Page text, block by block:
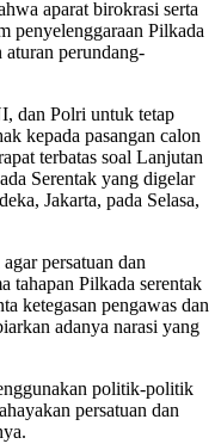
aparat birokrasi serta
penyelenggaraan Pilkada
aturan perundang-
dan Polri untuk tetap
kepada pasangan calon
terbatas soal Lanjutan
Serentak yang digelar
Jakarta, pada Selasa,
persatuan dan
tahapan Pilkada serentak
ketegasan pengawas dan
adanya narasi yang
politik-politik
persatuan dan